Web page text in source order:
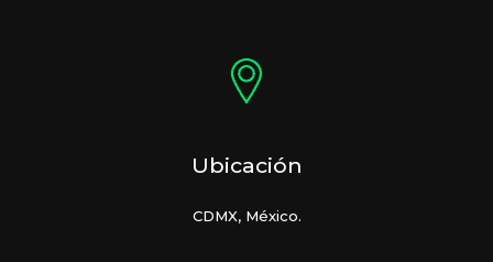
Ubicación
CDMX, México.